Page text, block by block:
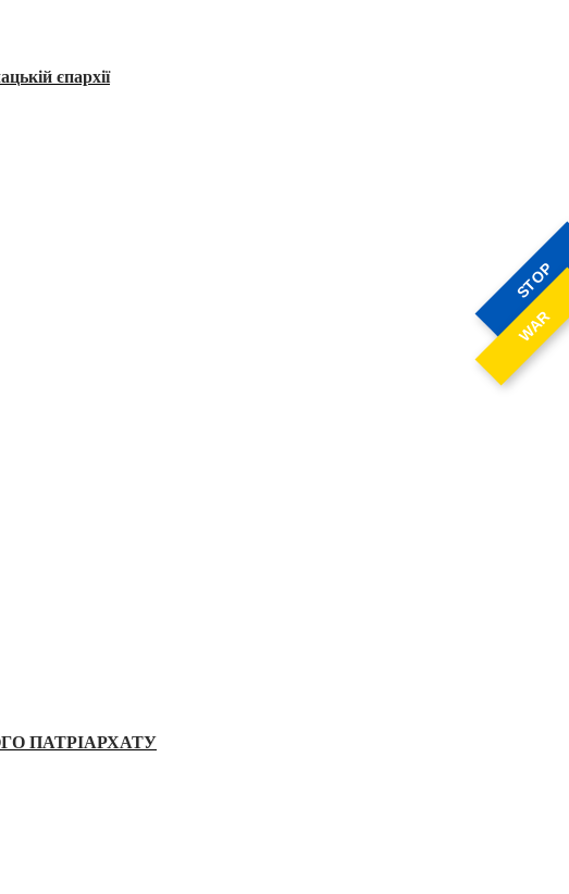
STOP
WAR
єпархії
ПАТРІАРХАТУ